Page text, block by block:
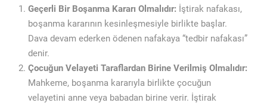
Geçerli Bir Boşanma Kararı Olmalıdır: İştirak nafakası,
boşanma kararının kesinleşmesiyle birlikte başlar.
Dava devam ederken ödenen nafakaya “tedbir nafakası”
denir.
Çocuğun Velayeti Taraflardan Birine Verilmiş Olmalıdır:
Mahkeme, boşanma kararıyla birlikte çocuğun
velayetini anne veya babadan birine verir. İştirak